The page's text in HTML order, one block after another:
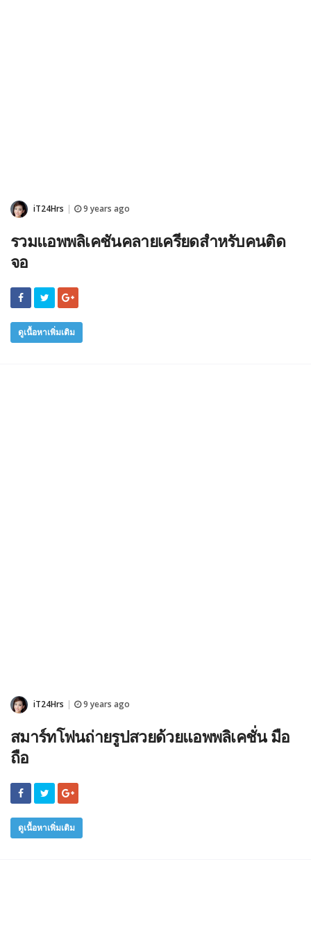
iT24Hrs 9 years ago
รวมแอพพลิเคชันคลายเครียดสำหรับคนติด
จอ
ดูเนื้อหาเพิ่มเติม
iT24Hrs 9 years ago
สมาร์ทโฟนถ่ายรูปสวยด้วยแอพพลิเคชั่น มือ
ถือ
ดูเนื้อหาเพิ่มเติม